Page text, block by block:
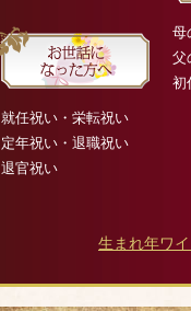
就任祝い・栄転祝い
定年祝い・退職祝い
退官祝い
母
父
初
生まれ年ワ